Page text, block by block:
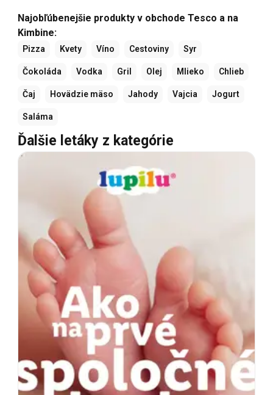
Najobľúbenejšie produkty v obchode Tesco a na
Kimbine:
Pizza Kvety Víno Cestoviny Syr
Čokoláda Vodka Gril Olej Mlieko Chlieb
Čaj Hovädzie mäso Jahody Vajcia Jogurt
Saláma
Ďalšie letáky z kategórie